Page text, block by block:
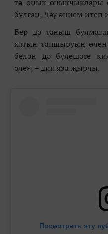
тә онык-оныкчыклары
булган, Дәү әнием итеп
Бер дә таныш
хатын тапшыруың
белән дә бүлешәсе
әле», – дип яза җырчы.
Посмотреть эту